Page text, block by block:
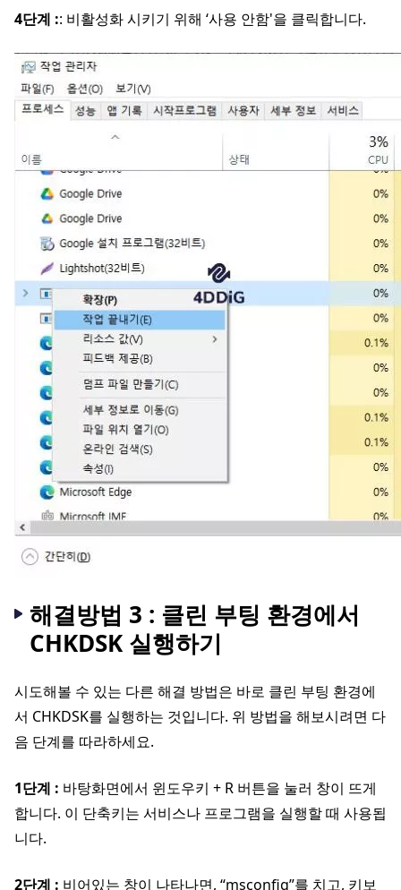
4단계 :: 비활성화 시키기 위해 ‘사용 안함'을 클릭합니다.
해결방법 3 : 클린 부팅 환경에서
CHKDSK 실행하기
시도해볼 수 있는 다른 해결 방법은 바로 클린 부팅 환경에
서 CHKDSK를 실행하는 것입니다. 위 방법을 해보시려면 다
음 단계를 따라하세요.
1단계 : 바탕화면에서 윈도우키 + R 버튼을 눌러 창이 뜨게
합니다. 이 단축키는 서비스나 프로그램을 실행할 때 사용됩
니다.
2단계 : 비어있는 창이 나타나면, “msconfig”를 치고, 키보